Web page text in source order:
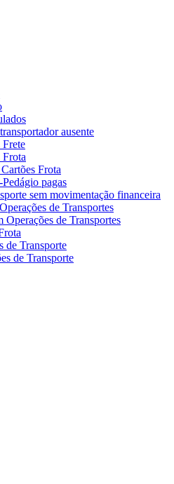
ausente
Frete
Frota
Frota
pagas
sem movimentação financeira
de Transportes
de Transportes
de Transporte
de Transporte